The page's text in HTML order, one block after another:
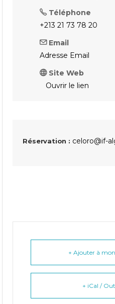
Téléphone
+213 21 73 78 20
Email
Adresse Email
Site Web
Ouvrir le lien
Réservation : celoro@if-
+ Ajouter à
+ iCal /